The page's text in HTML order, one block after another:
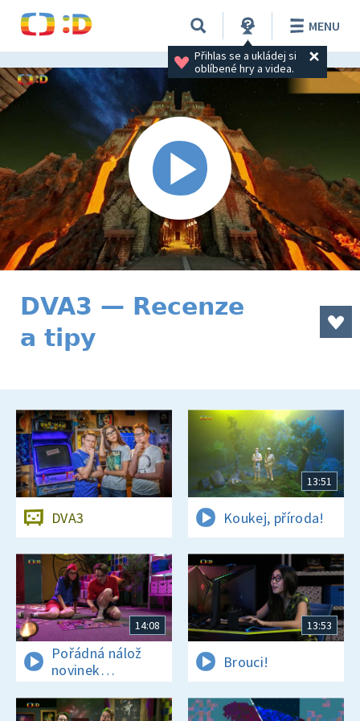
Přihlas se a ukládej si
oblíbené hry a videa.
MENU
DVA3 — Recenze
a tipy
DVA3
13:51
Koukej, příroda!
14:08
Pořádná nálož
novinek
a zajímavostí
13:53
Brouci!